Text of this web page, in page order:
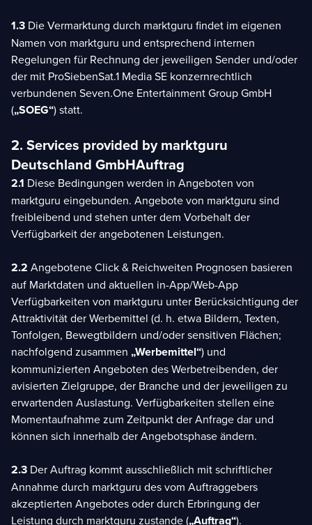
1.3 Die Vermarktung durch marktguru findet im eigenen
Namen von marktguru und entsprechend internen
Regelungen für Rechnung der jeweiligen Sender und/oder
der mit ProSiebenSat.1 Media SE konzernrechtlich
verbundenen Seven.One Entertainment Group GmbH
(„SOEG“) statt.
2. Services provided by marktguru
Deutschland GmbHAuftrag
2.1 Diese Bedingungen werden in Angeboten von
marktguru eingebunden. Angebote von marktguru sind
freibleibend und stehen unter dem Vorbehalt der
Verfügbarkeit der angebotenen Leistungen.
2.2 Angebotene Click & Reichweiten Prognosen basieren
auf Marktdaten und aktuellen in-App/Web-App
Verfügbarkeiten von marktguru unter Berücksichtigung der
Attraktivität der Werbemittel (d. h. etwa Bildern, Texten,
Tonfolgen, Bewegtbildern und/oder sensitiven Flächen;
nachfolgend zusammen „Werbemittel“) und
kommunizierten Angeboten des Werbetreibenden, der
avisierten Zielgruppe, der Branche und der jeweiligen zu
erwartenden Auslastung. Verfügbarkeiten stellen eine
Momentaufnahme zum Zeitpunkt der Anfrage dar und
können sich innerhalb der Angebotsphase ändern.
2.3 Der Auftrag kommt ausschließlich mit schriftlicher
Annahme durch marktguru des vom Auftraggebers
akzeptierten Angebotes oder durch Erbringung der
Leistung durch marktguru zustande („Auftrag“).